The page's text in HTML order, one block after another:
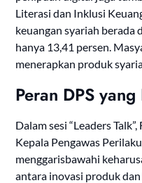
Literasi dan Inklusi
keuangan syariah berada
hanya 13,41 persen.
menerapkan produk
Peran DPS
Dalam sesi “Leaders
Kepala Pengawas
menggarisbawahi
antara inovasi produk